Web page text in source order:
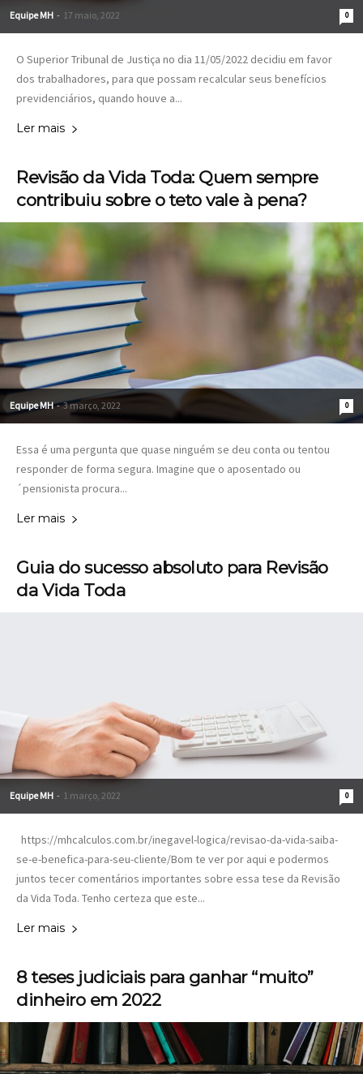
Equipe MH - 17 maio, 2022 0
O Superior Tribunal de Justiça no dia 11/05/2022 decidiu em favor
dos trabalhadores, para que possam recalcular seus benefícios
previdenciários, quando houve a...
Ler mais
Revisão da Vida Toda: Quem sempre
contribuiu sobre o teto vale à pena?
Equipe MH - 3 março, 2022 0
Essa é uma pergunta que quase ninguém se deu conta ou tentou
responder de forma segura. Imagine que o aposentado ou
´pensionista procura...
Ler mais
Guia do sucesso absoluto para Revisão
da Vida Toda
Equipe MH - 1 março, 2022 0
https://mhcalculos.com.br/inegavel-logica/revisao-da-vida-saiba-
se-e-benefica-para-seu-cliente/Bom te ver por aqui e podermos
juntos tecer comentários importantes sobre essa tese da Revisão
da Vida Toda. Tenho certeza que este...
Ler mais
8 teses judiciais para ganhar “muito”
dinheiro em 2022